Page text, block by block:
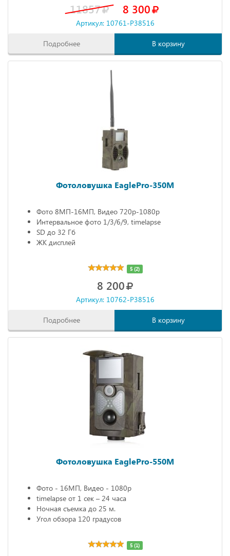
11857 8 300
Артикул: 10761-P38516
Подробнее В корзину
Фотоловушка EaglePro-350M
Фото 8МП-16МП, Видео 720р-1080р
Интервальное фото 1/3/6/9, timelapse
SD до 32 Гб
ЖК дисплей
5 (2)
8 200
Артикул: 10762-P38516
Подробнее В корзину
Фотоловушка EaglePro-550M
Фото - 16МП, Видео - 1080р
timelapse от 1 сек – 24 часа
Ночная съемка до 25 м.
Угол обзора 120 градусов
5 (1)